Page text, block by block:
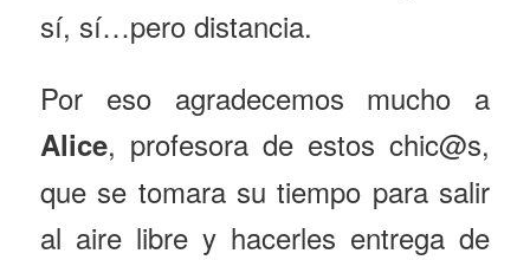
sí, sí…pero distancia.
Por eso agradecemos mucho a
Alice, profesora de estos chic@s,
que se tomara su tiempo para salir
al aire libre y hacerles entrega de